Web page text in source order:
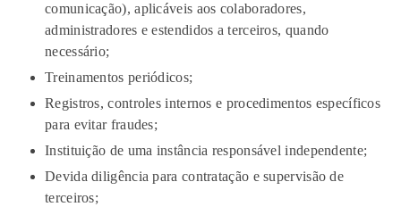
comunicação), aplicáveis aos colaboradores,
administradores e estendidos a terceiros, quando
necessário;
Treinamentos periódicos;
Registros, controles internos e procedimentos específicos
para evitar fraudes;
Instituição de uma instância responsável independente;
Devida diligência para contratação e supervisão de
terceiros;